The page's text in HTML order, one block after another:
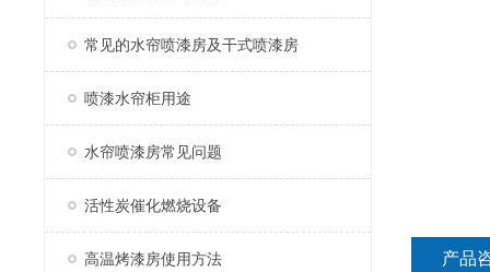
常见的水帘喷漆房及干式喷漆房
喷漆水帘柜用途
水帘喷漆房常见问题
活性炭催化燃烧设备
高温烤漆房使用方法 产品